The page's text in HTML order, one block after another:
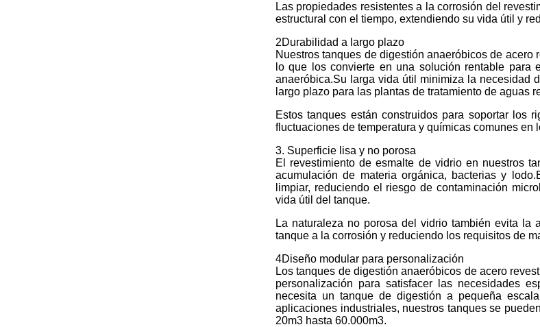
Las propiedades resistentes a la corrosión del
estructural con el tiempo, extendiendo su vida útil y
2Durabilidad a largo plazo
Nuestros tanques de digestión anaeróbicos de
lo que los convierte en una solución rentable para
anaeróbica.Su larga vida útil minimiza la necesidad
largo plazo para las plantas de tratamiento de aguas
Estos tanques están construidos para soportar los
fluctuaciones de temperatura y químicas comunes en
3. Superficie lisa y no porosa
El revestimiento de esmalte de vidrio en nuestros
acumulación de materia orgánica, bacterias y
limpiar, reduciendo el riesgo de contaminación
vida útil del tanque.
La naturaleza no porosa del vidrio también evita la
tanque a la corrosión y reduciendo los requisitos de
4Diseño modular para personalización
Los tanques de digestión anaeróbicos de acero
personalización para satisfacer las necesidades
necesita un tanque de digestión a pequeña
aplicaciones industriales, nuestros tanques se
20m3 hasta 60.000m3.